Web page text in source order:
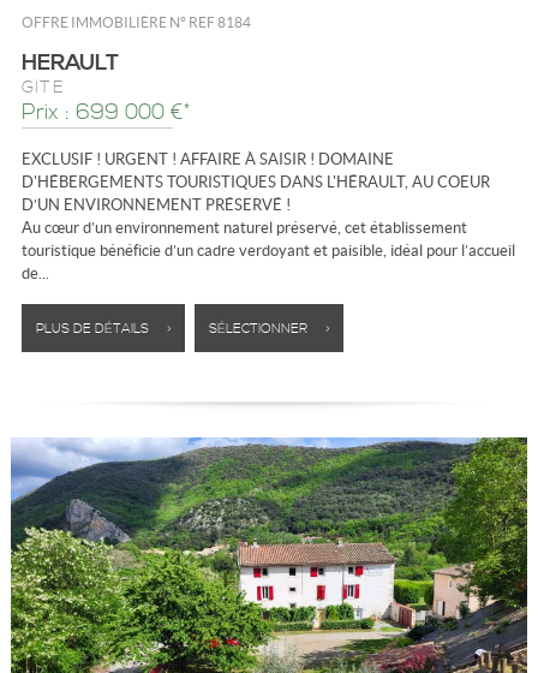
OFFRE IMMOBILIÈRE N° REF 8184
HERAULT
GÎTE
Prix : 699 000 €*
EXCLUSIF ! URGENT ! AFFAIRE À SAISIR ! DOMAINE
D'HÉBERGEMENTS TOURISTIQUES DANS L'HÉRAULT, AU COEUR
D’UN ENVIRONNEMENT PRÉSERVÉ !
Au cœur d’un environnement naturel préservé, cet établissement
touristique bénéficie d’un cadre verdoyant et paisible, idéal pour l’accueil
de...
PLUS DE DÉTAILS > SÉLECTIONNER >